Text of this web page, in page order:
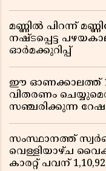
മണ്ണിൽ പിറന്ന്
നഷ്ടപ്പെട്ട
ഓർമക്കുറിപ്പ്
ഈ ഓണക്കാലത്ത്
വിതരണം
സഞ്ചരിക്കുന്ന
സംസ്ഥാനത്ത്
വെള്ളിയാഴ്ച
കാരറ്റ് പവന്